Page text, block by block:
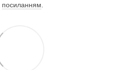
посиланням